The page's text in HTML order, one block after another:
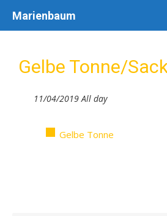
Marienbaum
Gelbe Tonne/
11/04/2019 All day
Gelbe Tonne